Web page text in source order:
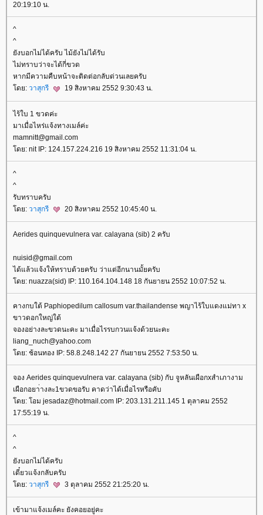
20:19:10 น.
^
^
ังบอกไม่ได้ครับ ไม้ยังไม่ได้รับ
ไม่ทราบว่าจะได้กี่ขวด
หากมีความคืบหน้าจะติดต่อกลับด่วนเลยครับ
ดย: วาสุกรี 19 สิงหาคม 2552 9:30:43 น.
ไร้ใบ 1 ขวดค่ะ
มาเมื่อไหร่แจ้งทางเมล์ค่ะ
mamnitt@gmail.com
ดย: nit IP: 124.157.224.216 19 สิงหาคม 2552 11:31:04 น.
^
^
รับทราบครับ
ดย: วาสุกรี 20 สิงหาคม 2552 10:45:40 น.
Aerides quinquevulnera var. calayana (sib) 2 ครับ
nuisid@gmail.com
ได้แล้วแจ้งให้ทราบด้วยครับ ว่าแต่อีกนานมั้ยครับ
ดย: nuazza(sid) IP: 110.164.104.148 18 กันยายน 2552 10:07:52 น.
คางกบใต้ Paphiopedilum callosum var.thailandense พญาไร้ใบแดงแม่ทา x
ขาวดอกใหญ่ใต้
จองอย่างละขวดนะคะ มาเมื่อไรรบกวนแจ้งด้วยนะคะ
liang_nuch@yahoo.com
ดย: ช้อนทอง IP: 58.8.248.142 27 กันยายน 2552 7:53:50 น.
จอง Aerides quinquevulnera var. calayana (sib) กับ จูหลันเผือกxสำเภางาม
เผือกอยา่างละ1ขวดขอรับ คาดว่าได้เมื่อไรหรือคับ
ดย: โอม jesadaz@hotmail.com IP: 203.131.211.145 1 ตุลาคม 2552
17:55:19 น.
^
^
ังบอกไม่ได้ครับ
เดี๋ยวแจ้งกลับครับ
ดย: วาสุกรี 3 ตุลาคม 2552 21:25:20 น.
เข้ามาแจ้งเมล์คะ ยังคอยอยู่คะ